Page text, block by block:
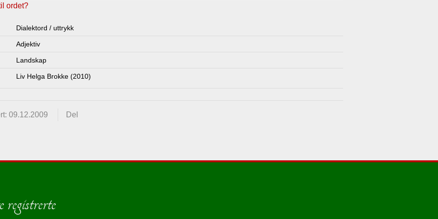
ordet?
Dialektord / uttrykk
Adjektiv
Landskap
Liv Helga Brokke (2010)
09.12.2009 Del
registrerte